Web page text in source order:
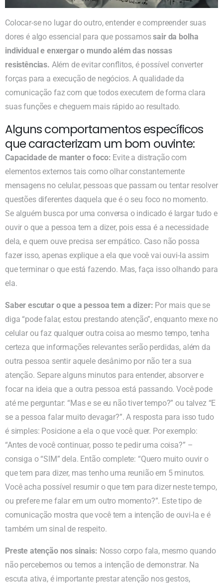
Colocar-se no lugar do outro, entender e compreender suas
dores é algo essencial para que possamossair da bolha
individual e enxergar o mundo além das nossas
resistências. Além de evitar conflitos, é possível converter
forças para a execução de negócios. A qualidade da
comunicação faz com que todos executem de forma clara
suas funções e cheguem mais rápido ao resultado.
Alguns comportamentos específicos
que caracterizam um bom ouvinte:
Capacidade de manter o foco: Evite a distração com
elementos externos tais como olhar constantemente
mensagens no celular, pessoas que passam ou tentar resolver
questões diferentes daquela que é o seu foco no momento.
Se alguém busca por uma conversa o indicado é largar tudo e
ouvir o que a pessoa tem a dizer, pois essa é a necessidade
dela, e quem ouve precisa ser empático. Caso não possa
fazer isso, apenas explique a ela que você vai ouvi-la assim
que terminar o que está fazendo. Mas, faça isso olhando para
ela.
Saber escutar o que a pessoa tem a dizer: Por mais que se
diga “pode falar, estou prestando atenção”, enquanto mexe no
celular ou faz qualquer outra coisa ao mesmo tempo, tenha
certeza que informações relevantes serão perdidas, além da
outra pessoa sentir aquele desânimo por não ter a sua
atenção. Separe alguns minutos para entender, absorver e
focar na ideia que a outra pessoa está passando. Você pode
até me perguntar: “Mas e se eu não tiver tempo?” ou talvez “E
se a pessoa falar muito devagar?”. A resposta para isso tudo
é simples: Posicione a ela o que você quer. Por exemplo:
“Antes de você continuar, posso te pedir uma coisa?” –
consiga o “SIM” dela. Então complete: “Quero muito ouvir o
que tem para dizer, mas tenho uma reunião em 5 minutos.
Você acha possível resumir o que tem para dizer neste tempo,
ou prefere me falar em um outro momento?”. Este tipo de
comunicação mostra que você tem a intenção de ouvi-la e é
também um sinal de respeito.
Preste atenção nos sinais: Nosso corpo fala, mesmo quando
não percebemos ou temos a intenção de demonstrar. Na
escuta ativa, é importante prestar atenção nos gestos,